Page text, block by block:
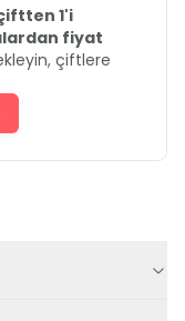
1'i
fiyat
çiftlere